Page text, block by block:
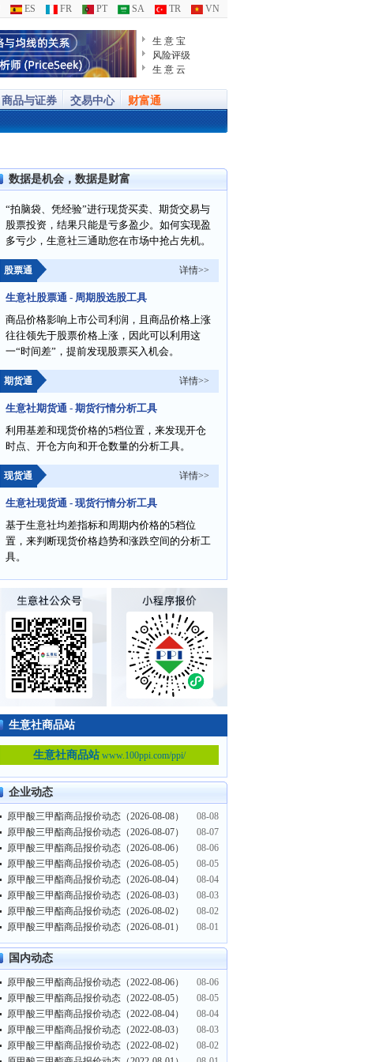
ES FR PT SA TR VN
生 意 宝
风险评级
生 意 云
商品与证券 交易中心 财富通
数据是机会，数据是财富
“拍脑袋、凭经验”进行现货买卖、期货交易与
股票投资，结果只能是亏多盈少。如何实现盈
多亏少，生意社三通助您在市场中抢占先机。
股票通 详情>>
生意社股票通 - 周期股选股工具
商品价格影响上市公司利润，且商品价格上涨
往往领先于股票价格上涨，因此可以利用这
一“时间差”，提前发现股票买入机会。
期货通 详情>>
生意社期货通 - 期货行情分析工具
利用基差和现货价格的5档位置，来发现开仓
时点、开仓方向和开仓数量的分析工具。
现货通 详情>>
生意社现货通 - 现货行情分析工具
基于生意社均差指标和周期内价格的5档位
置，来判断现货价格趋势和涨跌空间的分析工
具。
生意社商品站
生意社商品站www.100ppi.com/ppi/
企业动态
原甲酸三甲酯商品报价动态（2026-08-08）
08-08
原甲酸三甲酯商品报价动态（2026-08-07）
08-07
原甲酸三甲酯商品报价动态（2026-08-06）
08-06
原甲酸三甲酯商品报价动态（2026-08-05）
08-05
原甲酸三甲酯商品报价动态（2026-08-04）
08-04
原甲酸三甲酯商品报价动态（2026-08-03）
08-03
原甲酸三甲酯商品报价动态（2026-08-02）
08-02
原甲酸三甲酯商品报价动态（2026-08-01）
08-01
国内动态
原甲酸三甲酯商品报价动态（2022-08-06）
08-06
原甲酸三甲酯商品报价动态（2022-08-05）
08-05
原甲酸三甲酯商品报价动态（2022-08-04）
08-04
原甲酸三甲酯商品报价动态（2022-08-03）
08-03
原甲酸三甲酯商品报价动态（2022-08-02）
08-02